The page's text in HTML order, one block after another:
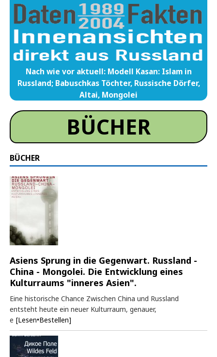
Nach wie vor aktuell: Modell Kasan: Islam in
Russland; Babuschkas Töchter, Russische Dörfer,
Altai, Mongolei
BÜCHER
BÜCHER
Asiens Sprung in die Gegenwart. Russland -
China - Mongolei. Die Entwicklung eines
Kulturraums "inneres Asien".
Eine historische Chance Zwischen China und Russland
entsteht heute ein neuer Kulturraum, genauer,
e [Lesen•Bestellen]